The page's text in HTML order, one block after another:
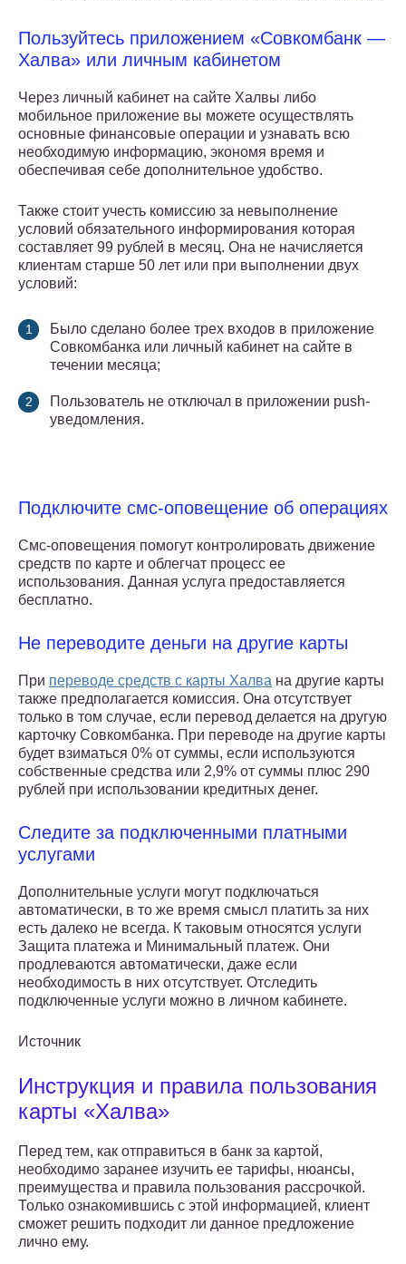
Пользуйтесь приложением «Совкомбанк —
Халва» или личным кабинетом
Через личный кабинет на сайте Халвы либо
мобильное приложение вы можете осуществлять
основные финансовые операции и узнавать всю
необходимую информацию, экономя время и
обеспечивая себе дополнительное удобство.
Также стоит учесть комиссию за невыполнение
условий обязательного информирования которая
составляет 99 рублей в месяц. Она не начисляется
клиентам старше 50 лет или при выполнении двух
условий:
Было сделано более трех входов в приложение
Совкомбанка или личный кабинет на сайте в
течении месяца;
Пользователь не отключал в приложении push-
уведомления.
Подключите смс-оповещение об операциях
Смс-оповещения помогут контролировать движение
средств по карте и облегчат процесс ее
использования. Данная услуга предоставляется
бесплатно.
Не переводите деньги на другие карты
При переводе средств с карты Халва на другие карты
также предполагается комиссия. Она отсутствует
только в том случае, если перевод делается на другую
карточку Совкомбанка. При переводе на другие карты
будет взиматься 0% от суммы, если используются
собственные средства или 2,9% от суммы плюс 290
рублей при использовании кредитных денег.
Следите за подключенными платными
услугами
Дополнительные услуги могут подключаться
автоматически, в то же время смысл платить за них
есть далеко не всегда. К таковым относятся услуги
Защита платежа и Минимальный платеж. Они
продлеваются автоматически, даже если
необходимость в них отсутствует. Отследить
подключенные услуги можно в личном кабинете.
Источник
Инструкция и правила пользования
карты «Халва»
Перед тем, как отправиться в банк за картой,
необходимо заранее изучить ее тарифы, нюансы,
преимущества и правила пользования рассрочкой.
Только ознакомившись с этой информацией, клиент
сможет решить подходит ли данное предложение
лично ему.